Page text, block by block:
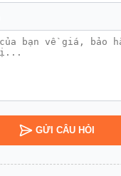
GỬI CÂU HỎI